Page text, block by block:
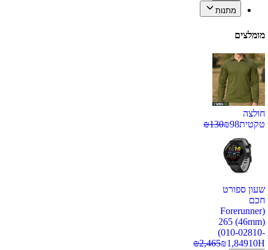
מתנות
מומלצים
חולצה
טקטית
₪98
₪130
שעון ספורט
חכם
(Forerunner
265 (46mm)
(010-02810-
10H
₪1,849
₪2,465